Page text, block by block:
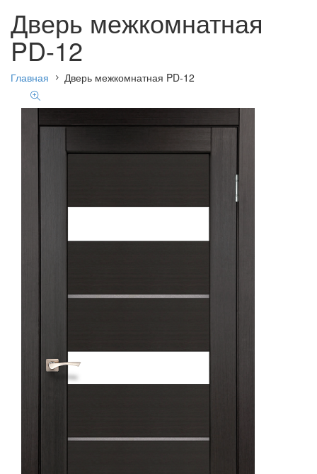
Дверь межкомнатная
PD-12
Главная Дверь межкомнатная PD-12